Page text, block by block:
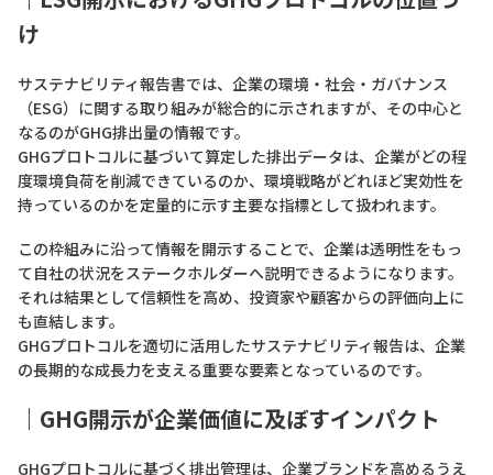
け
サステナビリティ報告書では、企業の環境・社会・ガバナンス
（ESG）に関する取り組みが総合的に示されますが、その中心と
なるのがGHG排出量の情報です。
GHGプロトコルに基づいて算定した排出データは、企業がどの程
度環境負荷を削減できているのか、環境戦略がどれほど実効性を
持っているのかを定量的に示す主要な指標として扱われます。
この枠組みに沿って情報を開示することで、企業は透明性をもっ
て自社の状況をステークホルダーへ説明できるようになります。
それは結果として信頼性を高め、投資家や顧客からの評価向上に
も直結します。
GHGプロトコルを適切に活用したサステナビリティ報告は、企業
の長期的な成長力を支える重要な要素となっているのです。
｜ GHG開示が企業価値に及ぼすインパクト
GHGプロトコルに基づく排出管理は、企業ブランドを高めるうえ